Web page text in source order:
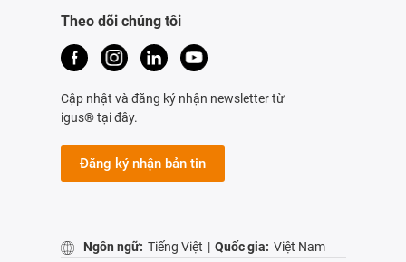
Theo dõi chúng tôi
Cập nhật và đăng ký nhận newsletter từ
igus® tại đây.
Đăng ký nhận bản tin
Ngôn ngữ: Tiếng Việt | Quốc gia: Việt Nam